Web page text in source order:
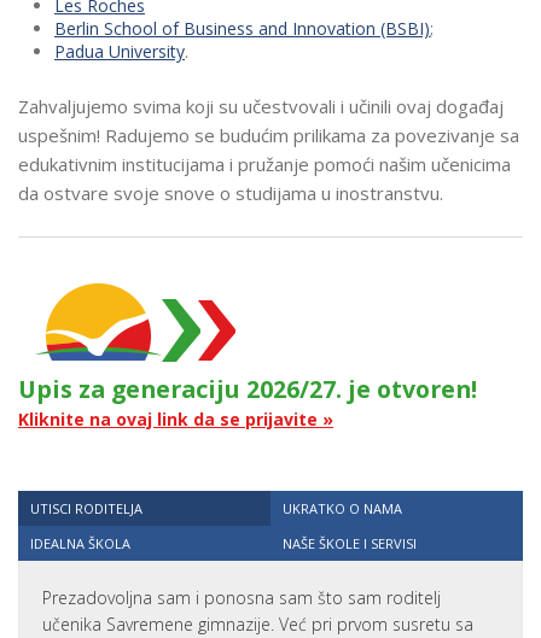
Les Roches
Berlin School of Business and Innovation (BSBI);
Padua University.
Zahvaljujemo svima koji su učestvovali i učinili ovaj događaj
uspešnim! Radujemo se budućim prilikama za povezivanje sa
edukativnim institucijama i pružanje pomoći našim učenicima
da ostvare svoje snove o studijama u inostranstvu.
Upis za generaciju 2026/27. je otvoren!
Kliknite na ovaj link da se prijavite »
UTISCI RODITELJA
UKRATKO O NAMA
IDEALNA ŠKOLA
NAŠE ŠKOLE I SERVISI
Prezadovoljna sam i ponosna sam što sam roditelj
učenika Savremene gimnazije. Već pri prvom susretu sa